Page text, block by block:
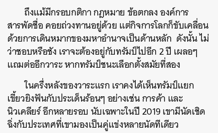
ถึงแม้มีกรอบกติกา กฎหมาย ข้อตกลง องค์การ
สารพัดชื่อ คอยถ่วงทานอยู่ด้วย แต่กิจการโลกก็ขับเคลื่อน
ด้วยการเดินหมากของมหาอำนาจเป็นด้านหลัก ดังนั้น ไม่
ว่าชอบหรือชัง เราจะต้องอยู่กับทรัมป์ไปอีก 2 ปี เผลอๆ
แถมต่ออีกวาระ หากทรัมป์ชนะเลือกตั้งสมัยที่สอง
ในครึ่งหลังของวาระแรก เราคงได้เห็นทรัมป์แยก
เขี้ยวยิงฟันกับประเด็นร้อนๆ อย่างเช่น การค้า และ
นิวเคลียร์ อีกหลายรอบ นับเฉพาะในปี 2019 เขามีนัดเชิด
ฉิ่งกับประเทศที่เขามองเป็นคู่แข่งหลายนัดทีเดียว